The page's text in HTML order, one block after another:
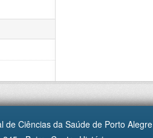
de Ciências da Saúde de Porto Alegre